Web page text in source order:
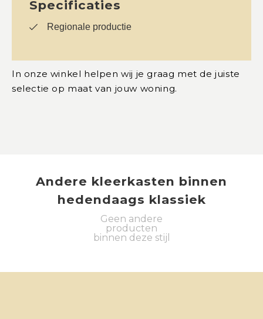
Specificaties
Regionale productie
In onze winkel helpen wij je graag met de juiste
selectie op maat van jouw woning.
Andere kleerkasten binnen
hedendaags klassiek
Geen andere
producten
binnen deze stijl